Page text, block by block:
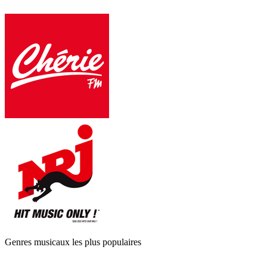
Genres musicaux les plus populaires